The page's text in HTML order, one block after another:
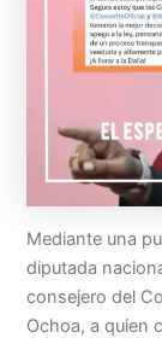
Mediante una
diputada
consejero del
Ochoa, a quien